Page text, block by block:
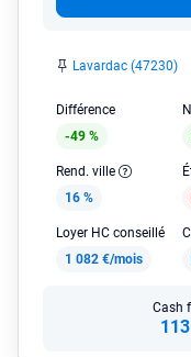
Lavardac (47230)
Différence
-49 %
Rend. ville
16 %
Loyer HC conseillé
1 082 €/mois
Cash